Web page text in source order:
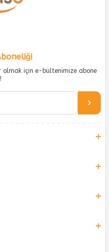
olmak için e-bültenimize abone